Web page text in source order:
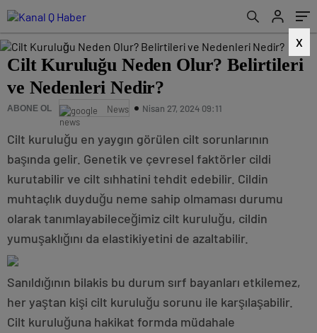
X
Cilt Kuruluğu Neden Olur? Belirtileri
ve Nedenleri Nedir?
ABONE OL News Nisan 27, 2024 09:11
Cilt kuruluğu en yaygın görülen cilt sorunlarının
başında gelir. Genetik ve çevresel faktörler cildi
kurutabilir ve cilt sıhhatini tehdit edebilir. Cildin
muhtaçlık duyduğu neme sahip olmaması durumu
olarak tanımlayabileceğimiz cilt kuruluğu, cildin
yumuşaklığını da elastikiyetini de azaltabilir.
Sanıldığının bilakis bu durum sırf bayanları etkilemez,
her yaştan kişi cilt kuruluğu sorunu ile karşılaşabilir.
Cilt kuruluğuna hakikat formda müdahale